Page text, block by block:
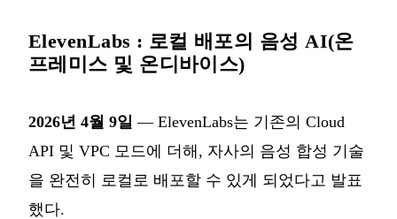
ElevenLabs : 로컬 배포의 음성 AI(온
프레미스 및 온디바이스)
2026년 4월 9일 — ElevenLabs는 기존의 Cloud
API 및 VPC 모드에 더해, 자사의 음성 합성 기술
을 완전히 로컬로 배포할 수 있게 되었다고 발표
했다.